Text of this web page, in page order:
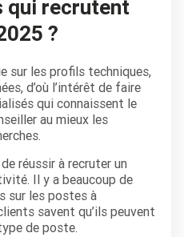
qui recrutent
?
sur les profils techniques,
d’où l’intérêt de faire
qui connaissent le
au mieux les
réussir à recruter un
Il y a beaucoup de
sur les postes à
savent qu’ils peuvent
de poste.